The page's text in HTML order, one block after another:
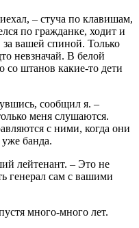
– стуча по клавишам,
по гражданке, ходит и
вашей спиной. Только
невзначай. В белой
штанов какие-то дети
сообщил я. –
меня слушаются.
с ними, когда они
банда.
лейтенант. – Это не
генерал сам с вашими
много-много лет.